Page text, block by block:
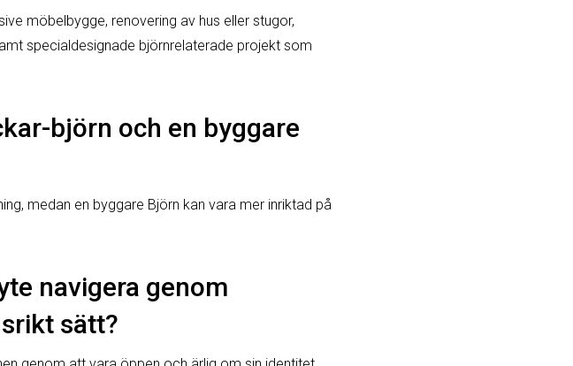
möbelbygge, renovering av hus eller stugor,
specialdesignade björnrelaterade projekt som
björn och en byggare
medan en byggare Björn kan vara mer inriktad på
navigera genom
sätt?